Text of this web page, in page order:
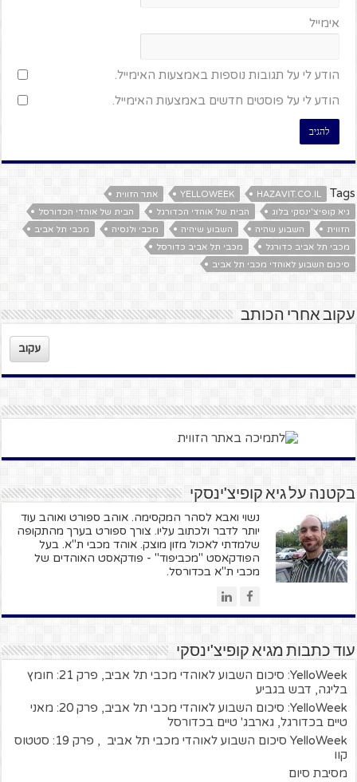
אימייל
הודע לי על תגובות נוספות באמצעות האימייל.
הודע לי על פוסטים חדשים באמצעות האימייל.
Tags
HAZAVIT.CO.IL
YELLOWEEK
אתר הזווית
גיא קופיצ'ינסקי בלוג
הבית של אוהדי הכדורגל
הבית של אוהדי הכדורסל
הזווית
השבוע שהיה השבוע שיהיה מכבי ולנסיה
מכבי תל אביב
מכבי תל אביב כדורגל
מכבי תל אביב כדורסל
סיכום השבוע לאוהדי מכבי תל אביב
עקוב אחרי הכותב
עקוב
בקטנה על גיא קופיצ'ינסקי
נשוי ואבא לסהר המקסימה. אוהב ספורט ואוהב עוד
יותר לדבר ולכתוב עליו. צורך ספורט בערך מהתקופה
שלמדתי לאכול מזון מוצק. אוהד מכבי ת"א. בעל
הפודקאסט "מכביפוד" - פודקאסט האוהדים של
מכבי ת"א בכדורסל.
עוד כתבות מגיא קופיצ'ינסקי
YelloWeek: סיכום השבוע לאוהדי מכבי תל אביב, פרק 21: חומץ
בליגה, דבש בגביע
YelloWeek: סיכום השבוע לאוהדי מכבי תל אביב, פרק 20: מאני
טיים בכדורגל, גארבג' טיים בכדורסל
YelloWeek סיכום השבוע לאוהדי מכבי תל אביב , פרק 19: סטטוס
קוו
מסיבת סיום